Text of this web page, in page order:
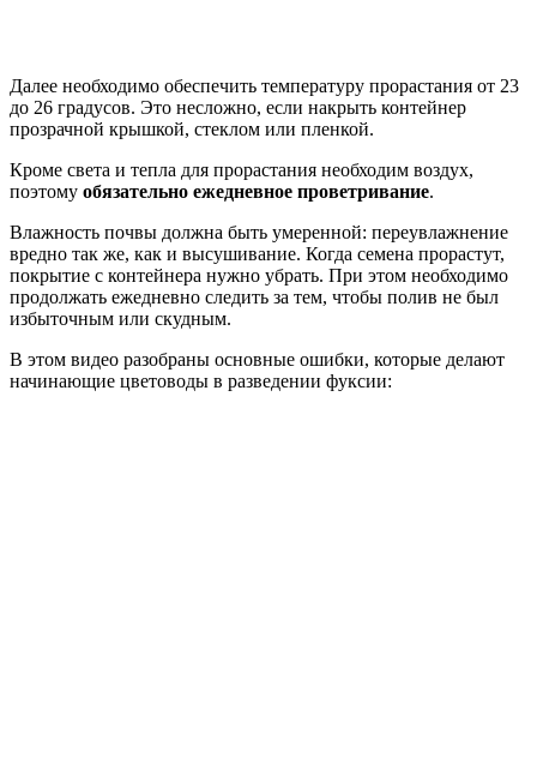
Далее необходимо обеспечить температуру прорастания от 23
до 26 градусов. Это несложно, если накрыть контейнер
прозрачной крышкой, стеклом или пленкой.
Кроме света и тепла для прорастания необходим воздух,
поэтому обязательно ежедневное проветривание.
Влажность почвы должна быть умеренной: переувлажнение
вредно так же, как и высушивание. Когда семена прорастут,
покрытие с контейнера нужно убрать. При этом необходимо
продолжать ежедневно следить за тем, чтобы полив не был
избыточным или скудным.
В этом видео разобраны основные ошибки, которые делают
начинающие цветоводы в разведении фуксии: